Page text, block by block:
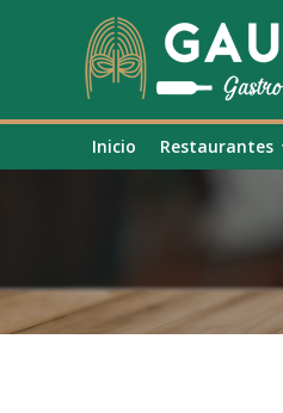
Inicio Restaurantes